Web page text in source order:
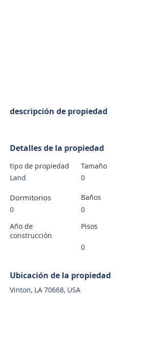
descripción de propiedad
Detalles de la propiedad
tipo de propiedad
Land
Dormitorios
0
Año de
construcción
Tamaño
0
Baños
0
Pisos
0
Ubicación de la propiedad
Vinton, LA 70668, USA